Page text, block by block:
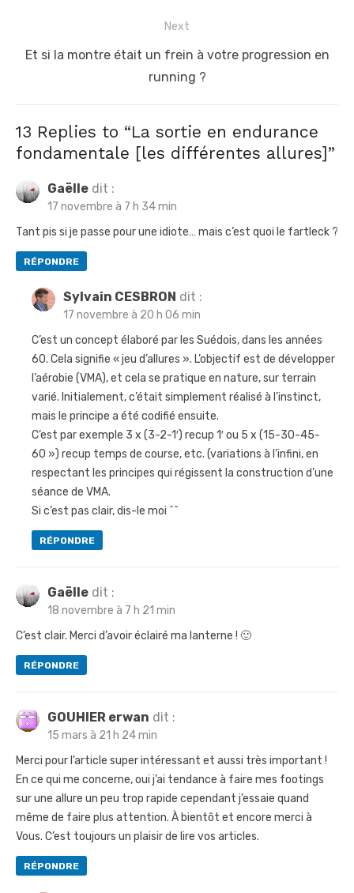
i
o
d
’
v
s
p
o
s
t
:
Next
N
p
s
:
Et si la montre était un frein à votre progression en
running ?
13 Replies to “La sortie en endurance
fondamentale [les différentes allures]”
Gaëlle dit :
17 novembre à 7 h 34 min
Tant pis si je passe pour une idiote… mais c’est quoi le fartleck ?
RÉPONDRE
Sylvain CESBRON dit :
17 novembre à 20 h 06 min
C’est un concept élaboré par les Suédois, dans les années
60. Cela signifie « jeu d’allures ». L’objectif est de développer
l’aérobie (VMA), et cela se pratique en nature, sur terrain
varié. Initialement, c’était simplement réalisé à l’instinct,
mais le principe a été codifié ensuite.
C’est par exemple 3 x (3-2-1′) recup 1′ ou 5 x (15-30-45-
60 ») recup temps de course, etc. (variations à l’infini, en
respectant les principes qui régissent la construction d’une
séance de VMA.
Si c’est pas clair, dis-le moi ^^
RÉPONDRE
Gaëlle dit :
18 novembre à 7 h 21 min
C’est clair. Merci d’avoir éclairé ma lanterne ! 🙂
RÉPONDRE
GOUHIER erwan dit :
15 mars à 21 h 24 min
Merci pour l’article super intéressant et aussi très important !
En ce qui me concerne, oui j’ai tendance à faire mes footings
sur une allure un peu trop rapide cependant j’essaie quand
même de faire plus attention. À bientôt et encore merci à
Vous. C’est toujours un plaisir de lire vos articles.
RÉPONDRE